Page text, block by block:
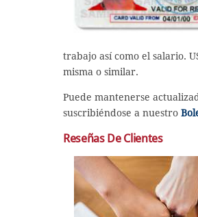
trabajo así como el salario.
misma o similar.
Puede mantenerse
suscribiéndose a nuestro
Reseñas De Clientes